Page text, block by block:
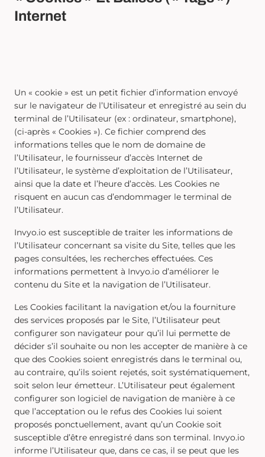
Internet
Un « cookie » est un petit fichier d’information envoyé
sur le navigateur de l’Utilisateur et enregistré au sein du
terminal de l’Utilisateur (ex : ordinateur, smartphone),
(ci-après « Cookies »). Ce fichier comprend des
informations telles que le nom de domaine de
l’Utilisateur, le fournisseur d’accès Internet de
l’Utilisateur, le système d’exploitation de l’Utilisateur,
ainsi que la date et l’heure d’accès. Les Cookies ne
risquent en aucun cas d’endommager le terminal de
l’Utilisateur.
Invyo.io est susceptible de traiter les informations de
l’Utilisateur concernant sa visite du Site, telles que les
pages consultées, les recherches effectuées. Ces
informations permettent à Invyo.io d’améliorer le
contenu du Site et la navigation de l’Utilisateur.
Les Cookies facilitant la navigation et/ou la fourniture
des services proposés par le Site, l’Utilisateur peut
configurer son navigateur pour qu’il lui permette de
décider s’il souhaite ou non les accepter de manière à ce
que des Cookies soient enregistrés dans le terminal ou,
au contraire, qu’ils soient rejetés, soit systématiquement,
soit selon leur émetteur. L’Utilisateur peut également
configurer son logiciel de navigation de manière à ce
que l’acceptation ou le refus des Cookies lui soient
proposés ponctuellement, avant qu’un Cookie soit
susceptible d’être enregistré dans son terminal. Invyo.io
informe l’Utilisateur que, dans ce cas, il se peut que les